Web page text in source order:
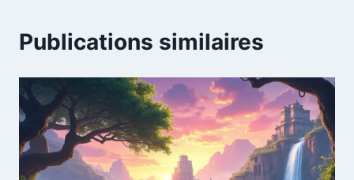
Publications similaires